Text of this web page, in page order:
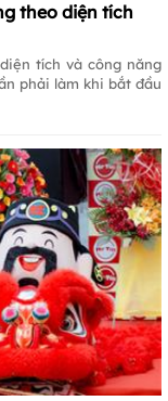
theo diện tích
tích và công năng
phải làm khi bắt đầu